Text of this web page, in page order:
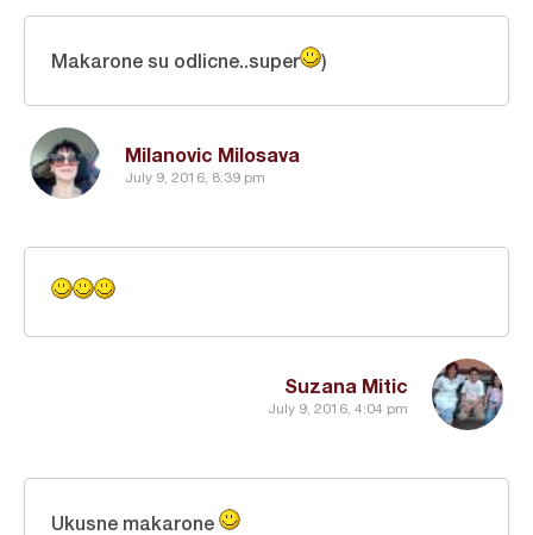
Milanovic Milosava
July 9, 2016, 8:39 pm
Makarone su odlicne..super )
Suzana Mitic
July 9, 2016, 4:04 pm
Ukusne makarone